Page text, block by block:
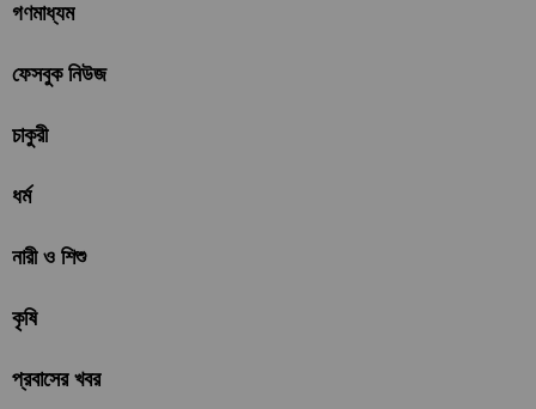
গণমাধ্যম
ফেসবুক নিউজ
চাকুরী
ধর্ম
নারী ও শিশু
কৃষি
প্রবাসের খবর